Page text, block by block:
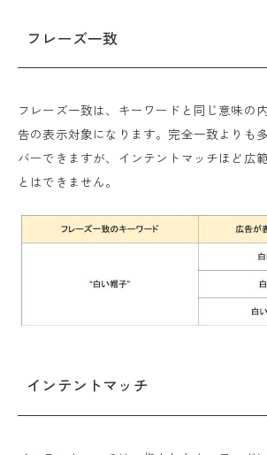
フレーズ一致
フレーズ一致は、キーワードと同じ意味の
告の表示対象になります。完全一致よりも
バーできますが、インテントマッチほど広
とはできません。
インテントマッチ